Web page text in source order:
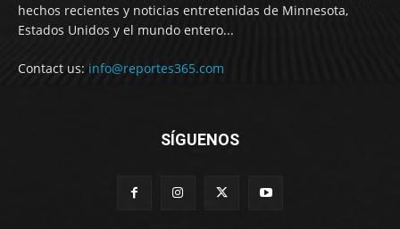
hechos recientes y noticias entretenidas de Minnesota,
Estados Unidos y el mundo entero...
Contact us: info@reportes365.com
SÍGUENOS